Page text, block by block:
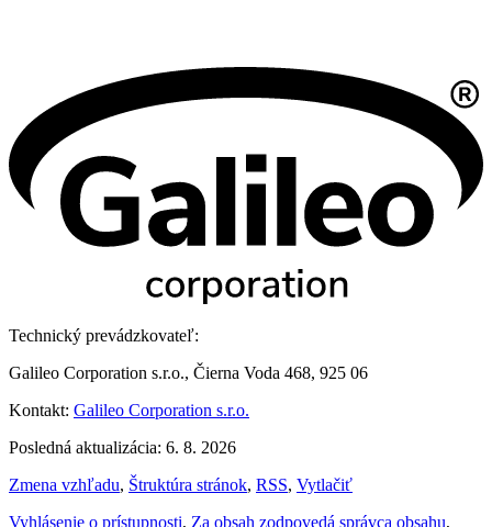
Technický prevádzkovateľ:
Galileo Corporation s.r.o., Čierna Voda 468, 925 06
Kontakt: Galileo Corporation s.r.o.
Posledná aktualizácia: 6. 8. 2026
Zmena vzhľadu, Štruktúra stránok, RSS, Vytlačiť
Vyhlásenie o prístupnosti, Za obsah zodpovedá správca obsahu,